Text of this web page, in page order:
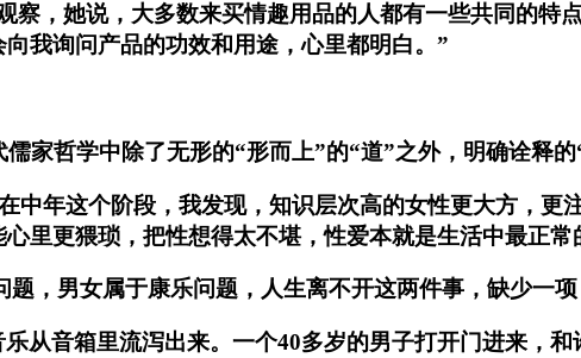
察，她说，大多数来买情趣用品的人都有一些共同的特
我询问产品的功效和用途，心里都明白。”
家哲学中除了无形的“形而上”的“道”之外，明确诠释
中年这个阶段，我发现，知识层次高的女性更大方，更
里更猥琐，把性想得太不堪，性爱本就是生活中最正常
，男女属于康乐问题，人生离不开这两件事，缺少一项
从音箱里流泻出来。一个40多岁的男子打开门进来，